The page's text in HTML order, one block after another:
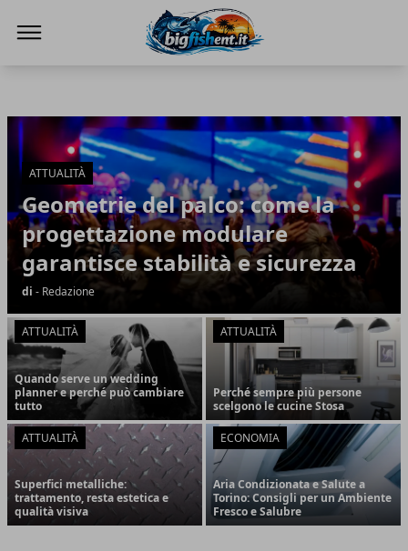
Articoli in Evidenza
ATTUALITÀ
Geometrie del palco: come la
progettazione modulare
garantisce stabilità e sicurezza
di - Redazione
ATTUALITÀ
Quando serve un wedding
planner e perché può cambiare
tutto
ATTUALITÀ
Perché sempre più persone
scelgono le cucine Stosa
ATTUALITÀ
Superfici metalliche:
trattamento, resta estetica e
qualità visiva
ECONOMIA
Aria Condizionata e Salute a
Torino: Consigli per un Ambiente
Fresco e Salubre